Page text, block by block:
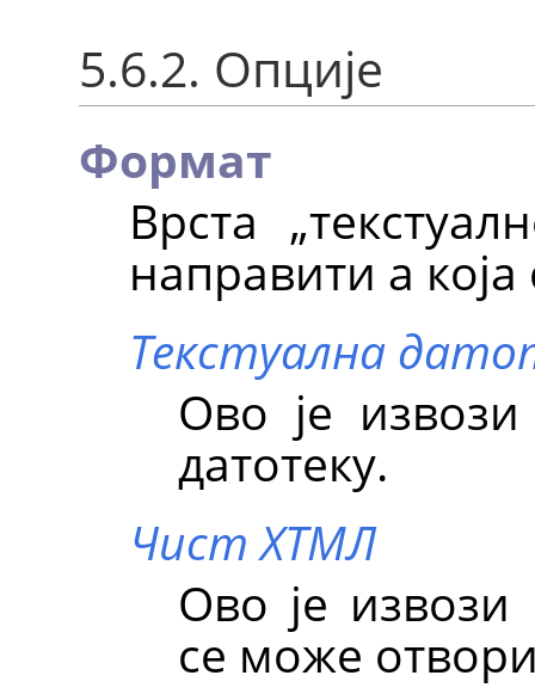
5.6.2. Опције
Формат
Врста „
направити а
Текстуална
Ово је
датотеку.
Чист ХТМЛ
Ово је извози
се може